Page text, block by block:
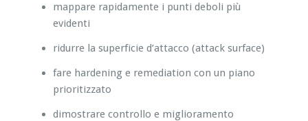
mappare rapidamente i punti deboli più
evidenti
ridurre la superficie d’attacco (attack surface)
fare hardening e remediation con un piano
prioritizzato
dimostrare controllo e miglioramento